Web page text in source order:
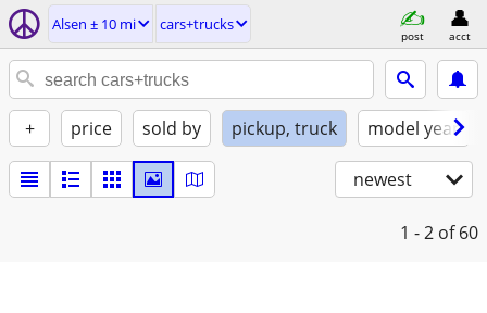
Alsen ± 10 mi cars+trucks
post acct
+ price sold by pickup, truck model year
newest
1 - 2 of 60